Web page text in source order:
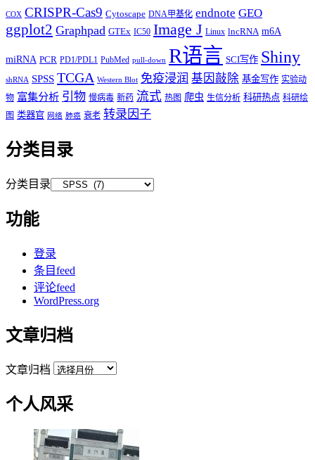
COX CRISPR-Cas9 Cytoscape DNA甲基化 endnote GEO
ggplot2 Graphpad GTEx IC50 Image J Linux lncRNA m6A
miRNA PCR PD1/PDL1 PubMed pull-down R语言 SCI写作 Shiny
shRNA SPSS TCGA Western Blot 免疫浸润 基因敲除 基金写作 实验动
物 富集分析 引物 慢病毒 新药 流式 热图 爬虫 生信分析 科研热点 科研绘
图 类器官 网络 肺癌 衰老 转录因子
分类目录
分类目录
功能
登录
条目feed
评论feed
WordPress.org
文章归档
文章归档
个人风采